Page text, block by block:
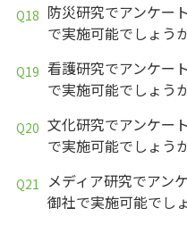
防災研究でアンケー
で実施可能でしょう
看護研究でアンケー
で実施可能でしょう
文化研究でアンケー
で実施可能でしょう
メディア研究でアン
御社で実施可能でし